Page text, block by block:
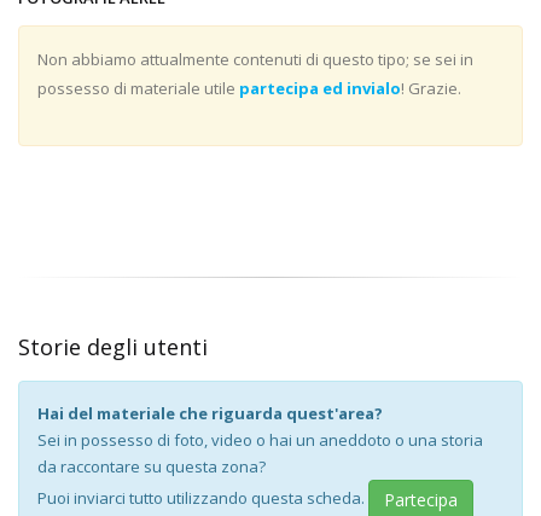
Non abbiamo attualmente contenuti di questo tipo; se sei in
possesso di materiale utile partecipa ed invialo! Grazie.
Storie degli utenti
Hai del materiale che riguarda quest'area?
Sei in possesso di foto, video o hai un aneddoto o una storia
da raccontare su questa zona?
Puoi inviarci tutto utilizzando questa scheda.
Partecipa